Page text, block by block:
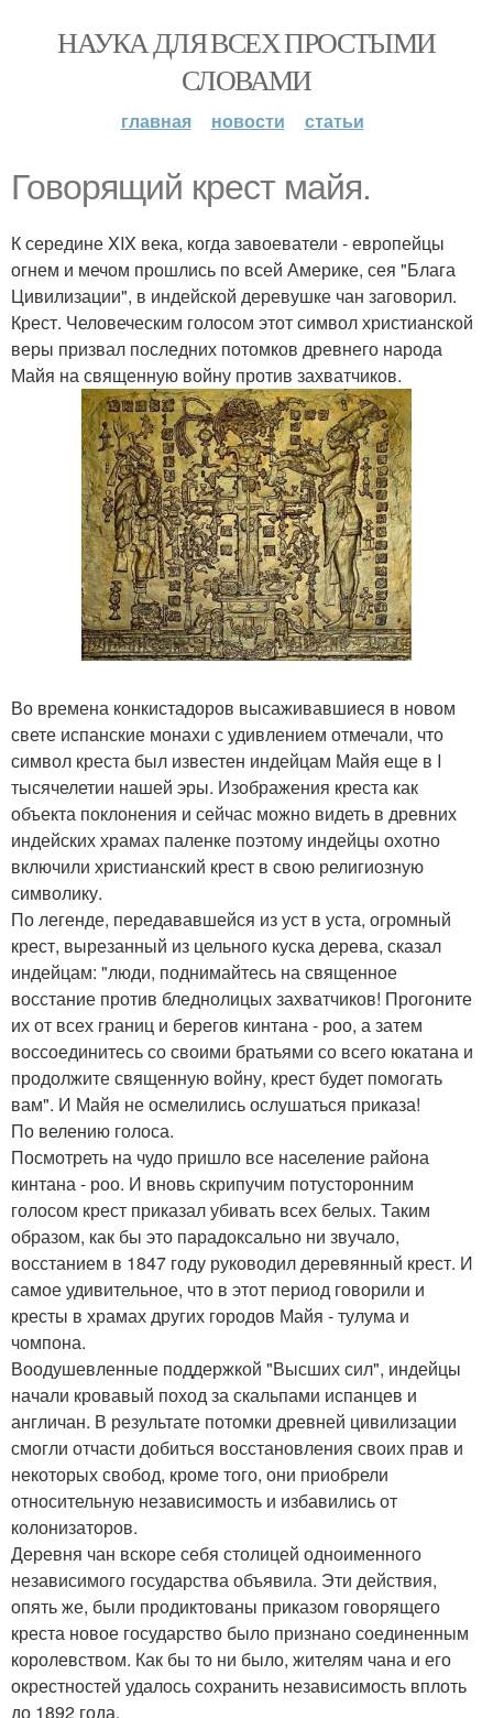
НАУКА ДЛЯ ВСЕХ ПРОСТЫМИ
СЛОВАМИ
главная новости статьи
Говорящий крест майя.
К середине XIX века, когда завоеватели - европейцы
огнем и мечом прошлись по всей Америке, сея "Блага
Цивилизации", в индейской деревушке чан заговорил.
Крест. Человеческим голосом этот символ христианской
веры призвал последних потомков древнего народа
Майя на священную войну против захватчиков.
Во времена конкистадоров высаживавшиеся в новом
свете испанские монахи с удивлением отмечали, что
символ креста был известен индейцам Майя еще в I
тысячелетии нашей эры. Изображения креста как
объекта поклонения и сейчас можно видеть в древних
индейских храмах паленке поэтому индейцы охотно
включили христианский крест в свою религиозную
символику.
По легенде, передававшейся из уст в уста, огромный
крест, вырезанный из цельного куска дерева, сказал
индейцам: "люди, поднимайтесь на священное
восстание против бледнолицых захватчиков! Прогоните
их от всех границ и берегов кинтана - роо, а затем
воссоединитесь со своими братьями со всего юкатана и
продолжите священную войну, крест будет помогать
вам". И Майя не осмелились ослушаться приказа!
По велению голоса.
Посмотреть на чудо пришло все население района
кинтана - роо. И вновь скрипучим потусторонним
голосом крест приказал убивать всех белых. Таким
образом, как бы это парадоксально ни звучало,
восстанием в 1847 году руководил деревянный крест. И
самое удивительное, что в этот период говорили и
кресты в храмах других городов Майя - тулума и
чомпона.
Воодушевленные поддержкой "Высших сил", индейцы
начали кровавый поход за скальпами испанцев и
англичан. В результате потомки древней цивилизации
смогли отчасти добиться восстановления своих прав и
некоторых свобод, кроме того, они приобрели
относительную независимость и избавились от
колонизаторов.
Деревня чан вскоре себя столицей одноименного
независимого государства объявила. Эти действия,
опять же, были продиктованы приказом говорящего
креста новое государство было признано соединенным
королевством. Как бы то ни было, жителям чана и его
окрестностей удалось сохранить независимость вплоть
до 1892 года.